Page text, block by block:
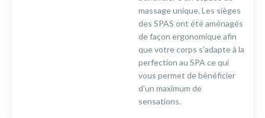
massage unique. Les sièges
des SPAS ont été aménagés
de façon ergonomique afin
que votre corps s'adapte à la
perfection au SPA ce qui
vous permet de bénéficier
d'un maximum de
sensations.